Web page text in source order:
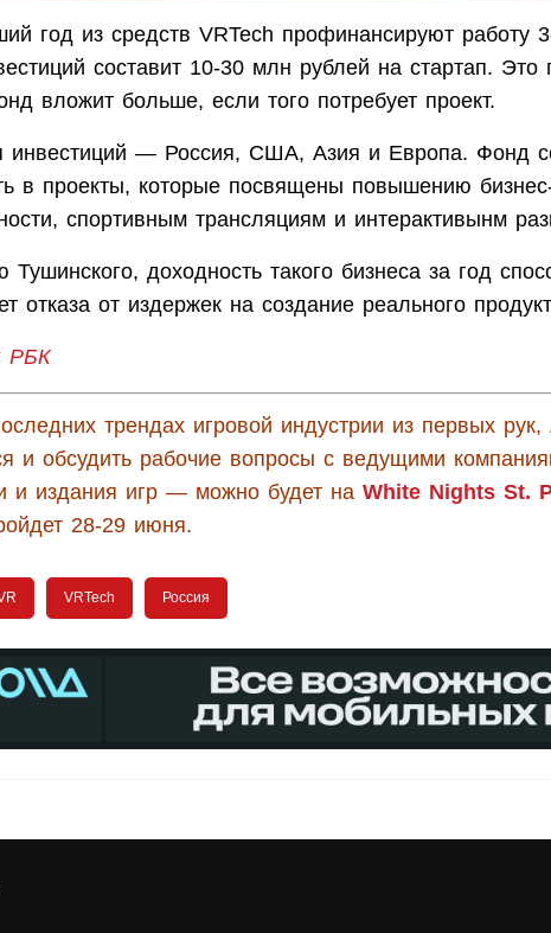
год из средств VRTech профинансируют работу
составит 10-30 млн рублей на стартап. Это
вложит больше, если того потребует проект.
инвестиций — Россия, США, Азия и Европа. Фонд
в проекты, которые посвящены повышению
спортивным трансляциям и интерактивынм
доходность такого бизнеса за год
отказа от издержек на создание реального
РБК
трендах игровой индустрии из первых рук,
и обсудить рабочие вопросы с ведущими
и издания игр — можно будет на White Nights St.
28-29 июня.
VRTech Россия